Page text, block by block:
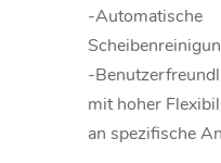
-Automatische
-
mit hoher
an spezifische